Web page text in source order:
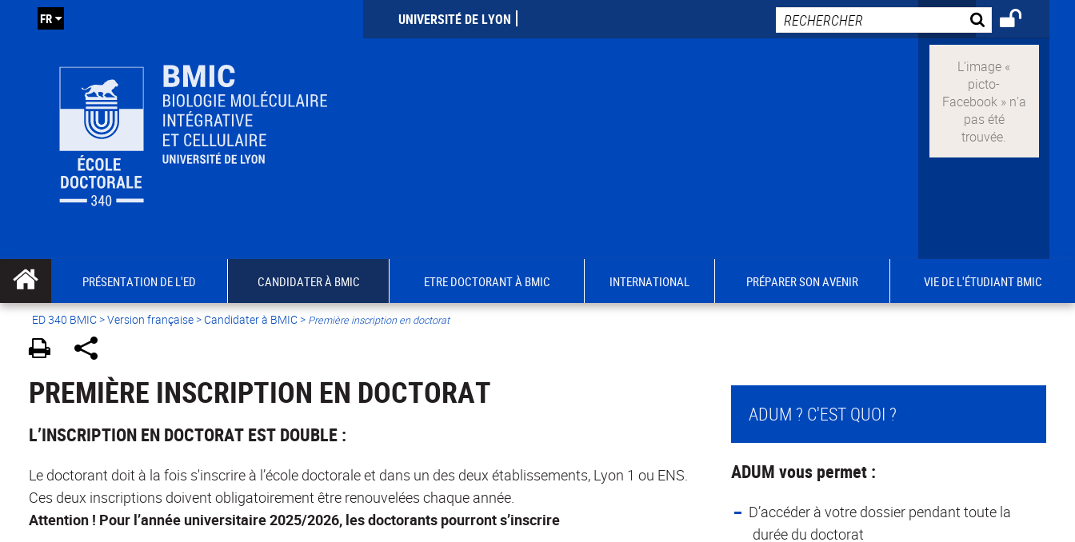
UNIVERSITÉ DE LYON
FR
PRÉSENTATION DE L'ED CANDIDATER À BMIC ETRE DOCTORANT À BMIC INTERNATIONAL PRÉPARER SON AVENIR VIE DE L'ÉTUDIANT BMIC
ED 340 BMIC>Version française>Candidater à BMIC> Première inscription en doctorat
PREMIÈRE INSCRIPTION EN DOCTORAT
L’INSCRIPTION EN DOCTORAT EST DOUBLE :
Le doctorant doit à la fois s'inscrire à l’école doctorale et dans un des deux établissements, Lyon 1 ou ENS.
Ces deux inscriptions doivent obligatoirement être renouvelées chaque année.
Attention ! Pour l’année universitaire 2025/2026, les doctorants pourront s’inscrire
ADUM ? C'EST QUOI ?
ADUM vous permet :
D’accéder à votre dossier pendant toute la
durée du doctorat